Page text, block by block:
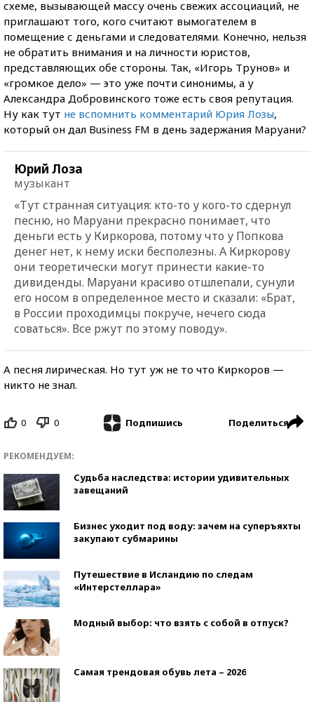
схеме, вызывающей массу очень свежих ассоциаций, не
приглашают того, кого считают вымогателем в
помещение с деньгами и следователями. Конечно, нельзя
не обратить внимания и на личности юристов,
представляющих обе стороны. Так, «Игорь Трунов» и
«громкое дело» — это уже почти синонимы, а у
Александра Добровинского тоже есть своя репутация.
Ну как тут не вспомнить комментарий Юрия Лозы,
который он дал Business FM в день задержания Маруани?
Юрий Лоза
музыкант
«Тут странная ситуация: кто-то у кого-то сдернул
песню, но Маруани прекрасно понимает, что
деньги есть у Киркорова, потому что у Попкова
денег нет, к нему иски бесполезны. А Киркорову
они теоретически могут принести какие-то
дивиденды. Маруани красиво отшлепали, сунули
его носом в определенное место и сказали: «Брат,
в России проходимцы покруче, нечего сюда
соваться». Все ржут по этому поводу».
А песня лирическая. Но тут уж не то что Киркоров —
никто не знал.
0 0 Подпишись Поделиться
РЕКОМЕНДУЕМ:
Судьба наследства: истории удивительных
завещаний
Бизнес уходит под воду: зачем на суперъяхты
закупают субмарины
Путешествие в Исландию по следам
«Интерстеллара»
Модный выбор: что взять с собой в отпуск?
Самая трендовая обувь лета – 2026